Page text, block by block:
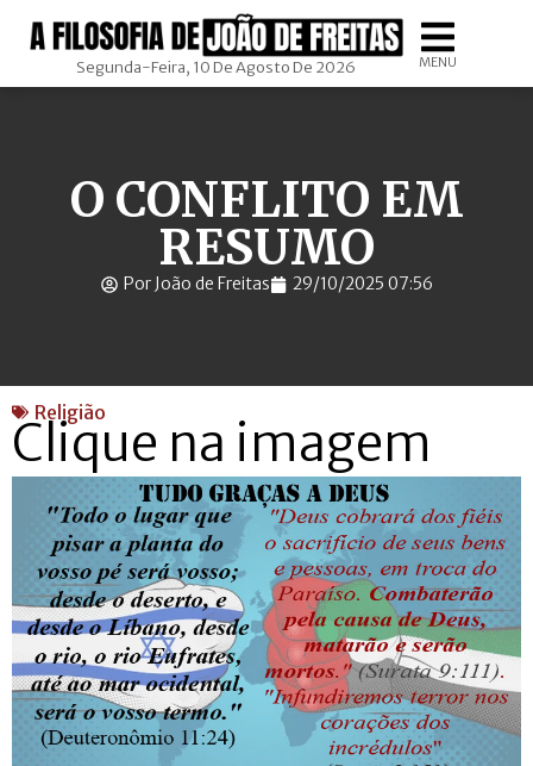
Segunda-Feira, 10 De Agosto De 2026 MENU
O CONFLITO EM
RESUMO
Por João de Freitas 29/10/2025 07:56
Religião
Clique na imagem